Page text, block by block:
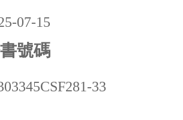
07-15
號碼
33